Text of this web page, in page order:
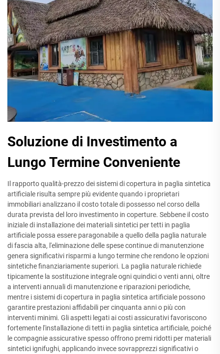
Soluzione di Investimento a
Lungo Termine Conveniente
Il rapporto qualità-prezzo dei sistemi di copertura in paglia sintetica
artificiale risulta sempre più evidente quando i proprietari
immobiliari analizzano il costo totale di possesso nel corso della
durata prevista del loro investimento in coperture. Sebbene il costo
iniziale di installazione dei materiali sintetici per tetti in paglia
artificiale possa essere paragonabile a quello della paglia naturale
di fascia alta, l'eliminazione delle spese continue di manutenzione
genera significativi risparmi a lungo termine che rendono le opzioni
sintetiche finanziariamente superiori. La paglia naturale richiede
tipicamente la sostituzione integrale ogni quindici o venti anni, oltre
a interventi annuali di manutenzione e riparazioni periodiche,
mentre i sistemi di copertura in paglia sintetica artificiale possono
garantire prestazioni affidabili per cinquanta anni o più con
interventi minimi. Gli aspetti legati ai costi assicurativi favoriscono
fortemente l'installazione di tetti in paglia sintetica artificiale, poiché
le compagnie assicurative spesso offrono premi ridotti per materiali
sintetici ignifughi, applicando invece sovrapprezzi significativi o